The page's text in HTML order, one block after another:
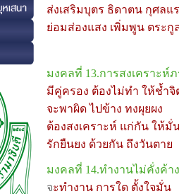
ส่งเสริมบุตร ธิดาตน กุศลแ
ย่อมส่องแสง เพิ่มพูน ตระกู
มงคลที่ 13.การสงเคราะห์
มีคู่ครอง ต้องไม่ทำ ให้ช้ำจิ
จะพาผิด ไปข้าง ทงผุยผง
ต้องสงเคราะห์ แก่กัน ให้มั่
รักยืนยง ด้วยกัน ถึงวันตาย
มงคลที่ 14.ทำงานไม่คั่งค้าง
จะทำงาน การใด ตั้งใจมั่น